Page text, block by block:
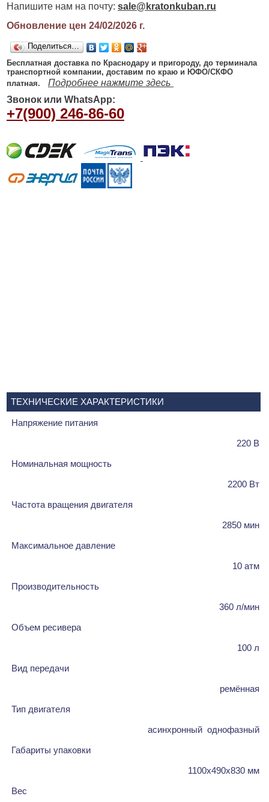
Напишите нам на почту: sale@kratonkuban.ru
Обновление цен 24/02/2026г.
Поделиться…
Бесплатная доставка по Краснодару и пригороду, до терминала
транспортной компании, доставим по краю и ЮФО/СКФО
платная.
Подробнее нажмите здесь
Звонок или WhatsApp:
+7(900) 246-86-60
ТЕХНИЧЕСКИЕ ХАРАКТЕРИСТИКИ
Напряжение питания
220 В
Номинальная мощность
2200 Вт
Частота вращения двигателя
2850 мин
Максимальное давление
10 атм
Производительность
360 л/мин
Объем ресивера
100 л
Вид передачи
ремённая
Тип двигателя
асинхронный однофазный
Габариты упаковки
1100х490х830 мм
Вес